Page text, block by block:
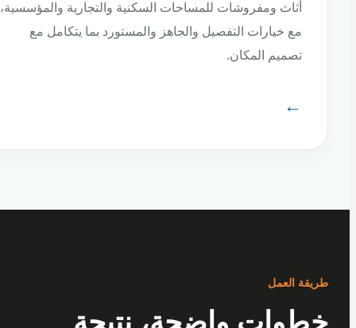
أثاث ومفروشات للمساحات السكنية والتجارية والمؤسسية،
مع خيارات التفصيل والجاهز والمستورد بما يتكامل مع
تصميم المكان.
العمل